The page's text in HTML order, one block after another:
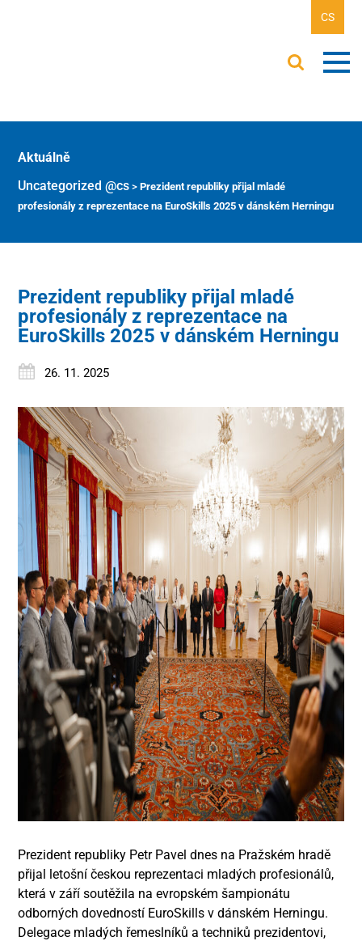
CS
Aktuálně
Uncategorized @cs >Prezident republiky přijal mladé
profesionály z reprezentace na EuroSkills 2025 v dánském Herningu
Prezident republiky přijal mladé
profesionály z reprezentace na
EuroSkills 2025 v dánském Herningu
26. 11. 2025
Prezident republiky Petr Pavel dnes na Pražském hradě
přijal letošní českou reprezentaci mladých profesionálů,
která v září soutěžila na evropském šampionátu
odborných dovedností EuroSkills v dánském Herningu.
Delegace mladých řemeslníků a techniků prezidentovi,